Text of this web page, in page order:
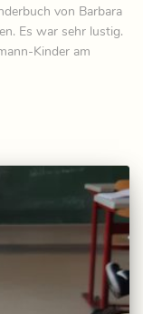
von Barbara
Es war sehr lustig.
Kinder am